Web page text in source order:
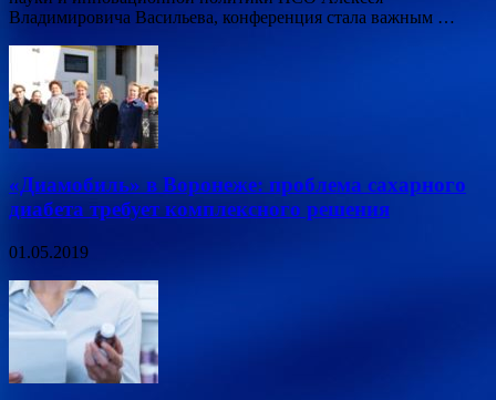
Владимировича Васильева, конференция стала важным …
«Диамобиль» в Воронеже: проблема сахарного
диабета требует комплексного решения
01.05.2019